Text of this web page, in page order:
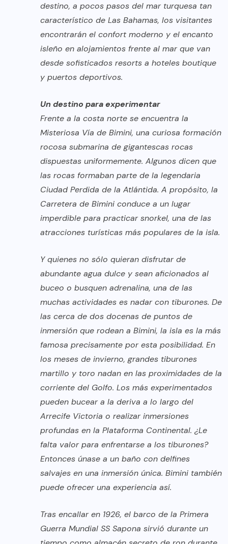
destino, a pocos pasos del mar turquesa tan
característico de Las Bahamas, los visitantes
encontrarán el confort moderno y el encanto
isleño en alojamientos frente al mar que van
desde sofisticados resorts a hoteles boutique
y puertos deportivos.
Un destino para experimentar
Frente a la costa norte se encuentra la
Misteriosa Vía de Bimini, una curiosa formación
rocosa submarina de gigantescas rocas
dispuestas uniformemente. Algunos dicen que
las rocas formaban parte de la legendaria
Ciudad Perdida de la Atlántida. A propósito, la
Carretera de Bimini conduce a un lugar
imperdible para practicar snorkel, una de las
atracciones turísticas más populares de la isla.
Y quienes no sólo quieran disfrutar de
abundante agua dulce y sean aficionados al
buceo o busquen adrenalina, una de las
muchas actividades es nadar con tiburones. De
las cerca de dos docenas de puntos de
inmersión que rodean a Bimini, la isla es la más
famosa precisamente por esta posibilidad. En
los meses de invierno, grandes tiburones
martillo y toro nadan en las proximidades de la
corriente del Golfo. Los más experimentados
pueden bucear a la deriva a lo largo del
Arrecife Victoria o realizar inmersiones
profundas en la Plataforma Continental. ¿Le
falta valor para enfrentarse a los tiburones?
Entonces únase a un baño con delfines
salvajes en una inmersión única. Bimini también
puede ofrecer una experiencia así.
Tras encallar en 1926, el barco de la Primera
Guerra Mundial SS Sapona sirvió durante un